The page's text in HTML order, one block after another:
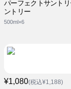
パーフェクトサント
ントリー
500ml×6
¥1,080(税込¥1,188)